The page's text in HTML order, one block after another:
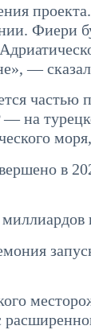
Фиери
—
на
в